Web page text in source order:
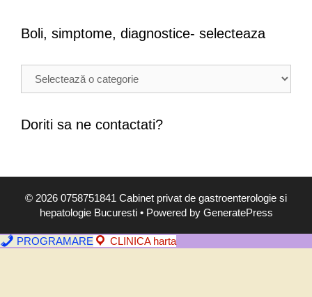
Boli, simptome, diagnostice- selecteaza
i
p
o
m
Doriti sa ne contactati?
© 2026 0758751841 Cabinet privat de gastroenterologie si
hepatologie Bucuresti• Powered by GeneratePress
PROGRAMARE CLINICA harta